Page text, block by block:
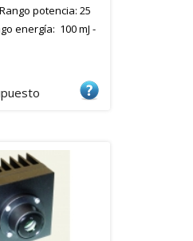
potencia: 25
energía: 100 mJ -